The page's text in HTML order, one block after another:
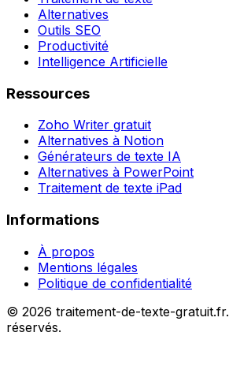
Alternatives
Outils SEO
Productivité
Intelligence Artificielle
Ressources
Zoho Writer gratuit
Alternatives à Notion
Générateurs de texte IA
Alternatives à PowerPoint
Traitement de texte iPad
Informations
À propos
Mentions légales
Politique de confidentialité
© 2026 traitement-de-texte-
réservés.